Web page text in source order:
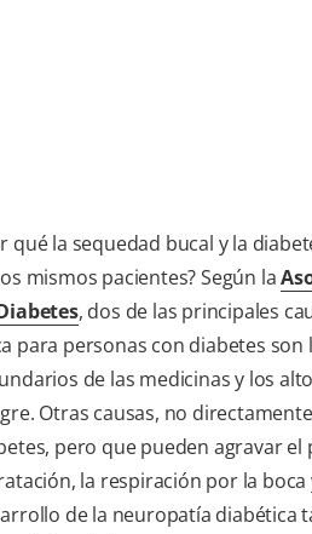
qué la sequedad bucal y la
mismos pacientes? Según la
, dos de las principales
para personas con diabetes son
de las medicinas y los
Otras causas, no
pero que pueden agravar el
la respiración por la boca
de la neuropatía diabética